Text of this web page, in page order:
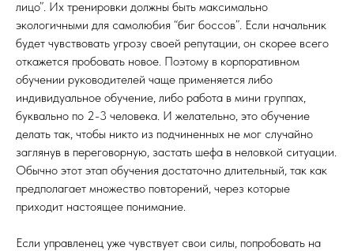
лицо”. Их тренировки должны быть максимально
экологичными для самолюбия “биг боссов” . Если начальник
будет чувствовать угрозу своей репутации, он скорее всего
откажется пробовать новое. Поэтому в корпоративном
обучении руководителей чаще применяется либо
индивидуальное обучение, либо работа в мини группах,
буквально по 2-3 человека. И желательно, это обучение
делать так, чтобы никто из подчиненных не мог случайно
заглянув в переговорную, застать шефа в неловкой ситуации.
Обычно этот этап обучения достаточно длительный, так как
предполагает множество повторений, через которые
приходит настоящее понимание.
Если управленец уже чувствует свои силы, попробовать на